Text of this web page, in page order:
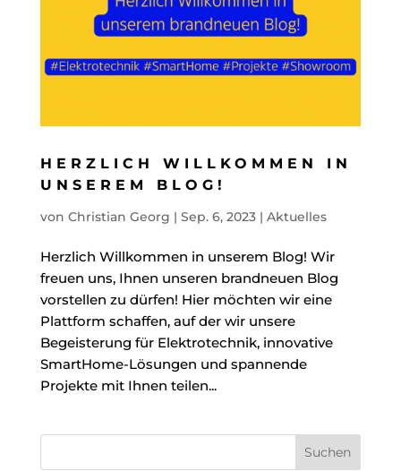
HERZLICH WILLKOMMEN IN
UNSEREM BLOG!
von Christian Georg | Sep. 6, 2023| Aktuelles
Herzlich Willkommen in unserem Blog! Wir
freuen uns, Ihnen unseren brandneuen Blog
vorstellen zu dürfen! Hier möchten wir eine
Plattform schaffen, auf der wir unsere
Begeisterung für Elektrotechnik, innovative
SmartHome-Lösungen und spannende
Projekte mit Ihnen teilen...